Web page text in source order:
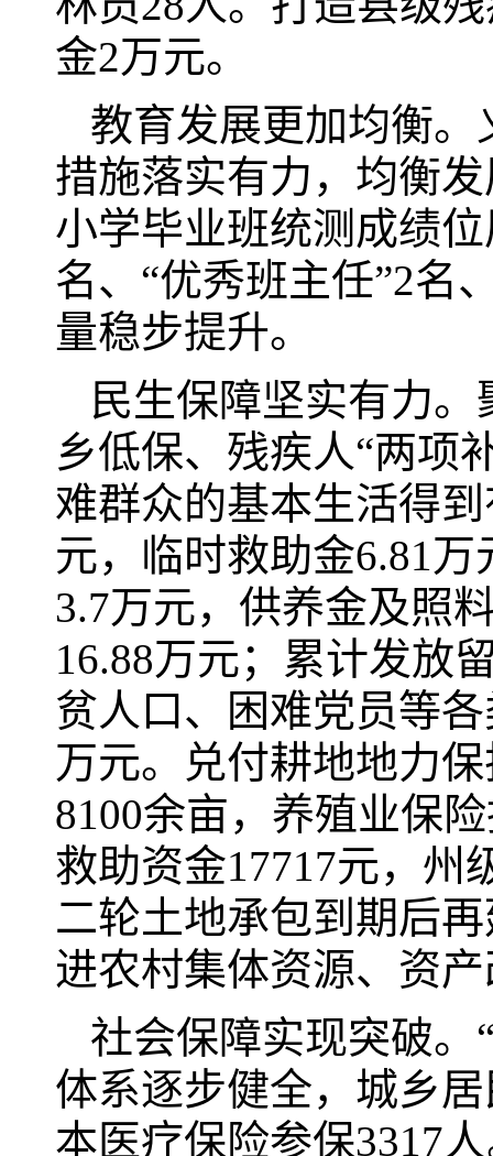
金2万元。
教育发展更加均衡。
措施落实有力，均衡
小学毕业班统测成绩
名、“优秀班主任”2名
量稳步提升。
民生保障坚实有力
乡低保、残疾人“两项
难群众的基本生活得
元，临时救助金6.81
3.7万元，供养金及照
16.88万元；累计发放
贫人口、困难党员等
万元。兑付耕地地力
8100余亩，养殖业保
救助资金17717元，州
二轮土地承包到期后
进农村集体资源、资
社会保障实现突破。
体系逐步健全，城乡
本医疗保险参保3317